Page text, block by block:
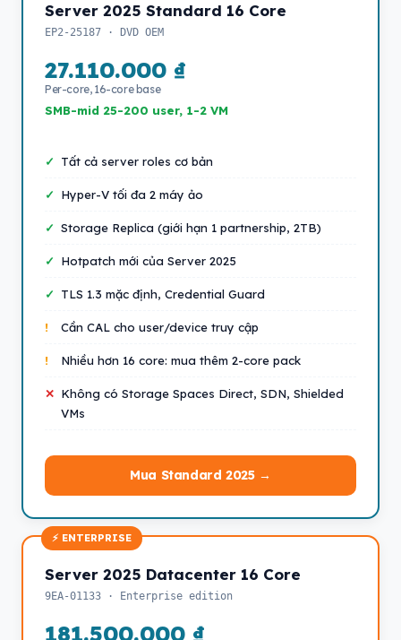
Server 2025 Standard 16 Core
EP2-25187 · DVD OEM
27.110.000 ₫
Per-core, 16-core base
SMB-mid 25-200 user, 1-2 VM
Tất cả server roles cơ bản
Hyper-V tối đa 2 máy ảo
Storage Replica (giới hạn 1 partnership, 2TB)
Hotpatch mới của Server 2025
TLS 1.3 mặc định, Credential Guard
Cần CAL cho user/device truy cập
Nhiều hơn 16 core: mua thêm 2-core pack
Không có Storage Spaces Direct, SDN, Shielded
VMs
Mua Standard 2025 →
Server 2025 Datacenter 16 Core
9EA-01133 · Enterprise edition
181.500.000 ₫